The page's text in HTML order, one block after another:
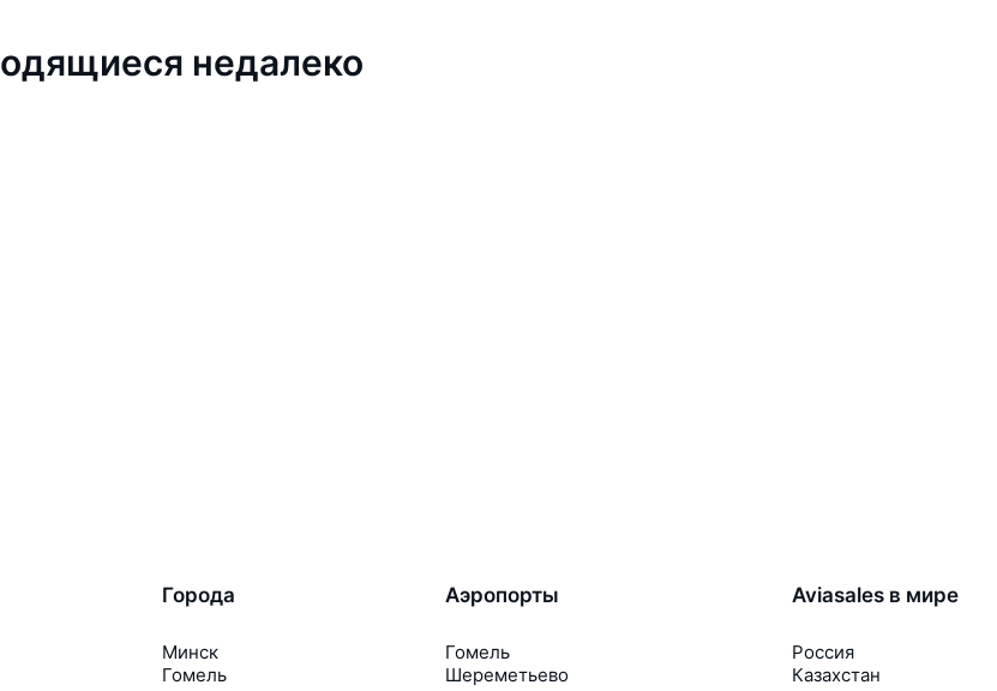
недалеко
Города
Минск
Гомель
Аэропорты
Гомель
Шереметьево
Aviasales в мире
Россия
Казахстан